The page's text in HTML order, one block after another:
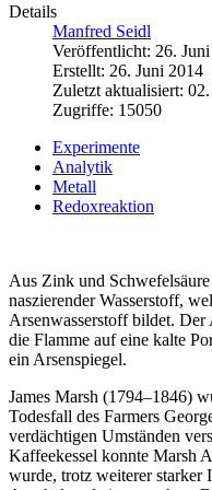
Details
Manfred Seidl
Veröffentlicht: 26.
Erstellt: 26. Juni 2014
Zuletzt aktualisiert:
Zugriffe: 15050
Experimente
Analytik
Metall
Redoxreaktion
Aus Zink und
naszierender Wasserstoff,
Arsenwasserstoff bildet.
die Flamme auf eine kalte
ein Arsenspiegel.
James Marsh (1794–1846)
Todesfall des Farmers
verdächtigen Umständen
Kaffeekessel konnte Marsh
wurde, trotz weiterer